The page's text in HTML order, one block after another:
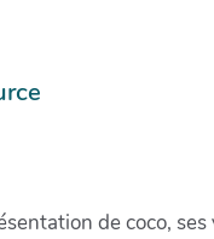
de coco, ses